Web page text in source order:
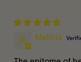
Melicia